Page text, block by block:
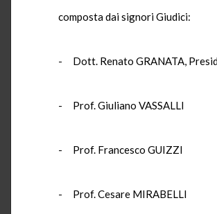
composta dai signori Giudici:
- Dott. Renato GRANATA,
- Prof. Giuliano VASSALLI
- Prof. Francesco GUIZZI
- Prof. Cesare MIRABELLI